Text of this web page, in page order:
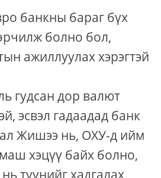
банкны бараг бүх
болно бол,
ажиллуулах хэрэгтэй
гудсан дор валют
эсвэл гадаадад банк
Жишээ нь, ОХУ-д ийм
хэцүү байх болно,
түүнийг хадгалах